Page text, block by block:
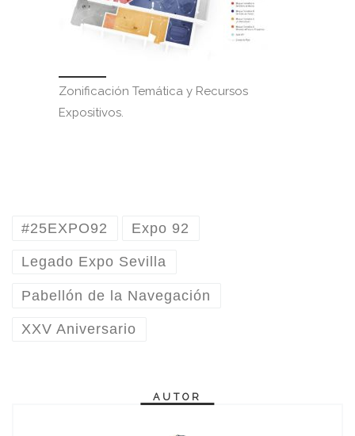
Zonificación Temática y Recursos
Expositivos.
#25EXPO92 Expo 92
Legado Expo Sevilla
Pabellón de la Navegación
XXV Aniversario
AUTOR